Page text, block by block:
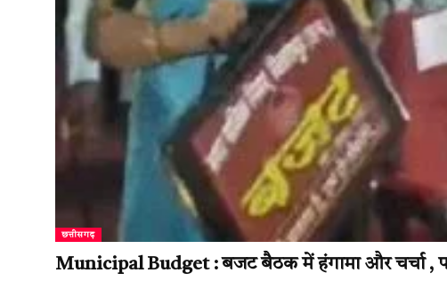
छत्तीसगढ़
Municipal Budget : बजट बैठक में हंगामा और चर्चा ,